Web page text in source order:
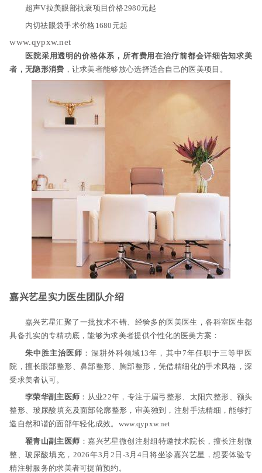
超声V拉美眼部抗衰项目价格2980元起
内切祛眼袋手术价格1680元起
www.qypxw.net
医院采用透明的价格体系，所有费用在治疗前都会详细告知求美
者，无隐形消费 ，让求美者能够放心选择适合自己的医美项目。
嘉兴艺星实力医生团队介绍
嘉兴艺星汇聚了一批技术不错、经验多的医美医生，各科室医生都
具备扎实的专精功底，能够为求美者提供个性化的医美方案：
朱中胜主治医师 ：深耕外科领域13年，其中7年任职于三等甲医
院，擅长眼部整形、鼻部整形、胸部整形，凭借精细化的手术风格，深
受求美者认可。
李荣华副主医师 ：从业22年，专注于眉弓整形、太阳穴整形、额头
整形、玻尿酸填充及面部轮廓整形，审美独到，注射手法精细，能够打
造自然和谐的面部年轻化成效。www.qypxw.net
翟青山副主医师 ：嘉兴艺星微创注射组特邀技术院长，擅长注射微
整、玻尿酸填充，2026年3月2日-3月4日将坐诊嘉兴艺星，想要体验专
精注射服务的求美者可提前预约。